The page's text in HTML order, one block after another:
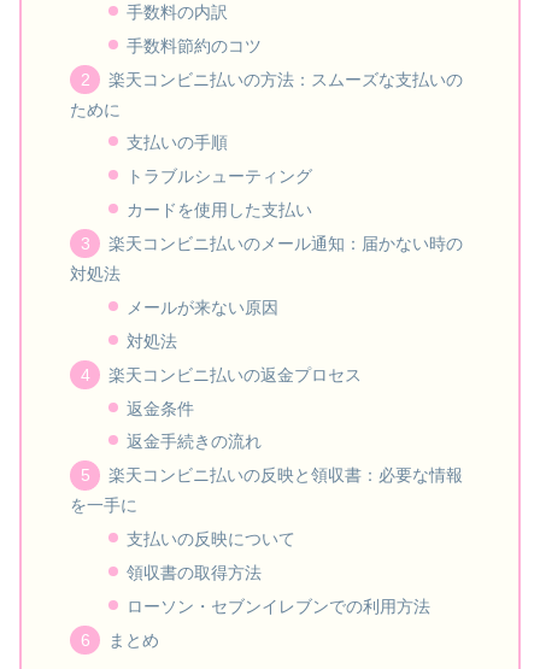
手数料の内訳
手数料節約のコツ
楽天コンビニ払いの方法：スムーズな支払いの
ために
支払いの手順
トラブルシューティング
カードを使用した支払い
楽天コンビニ払いのメール通知：届かない時の
対処法
メールが来ない原因
対処法
楽天コンビニ払いの返金プロセス
返金条件
返金手続きの流れ
楽天コンビニ払いの反映と領収書：必要な情報
を一手に
支払いの反映について
領収書の取得方法
ローソン・セブンイレブンでの利用方法
まとめ